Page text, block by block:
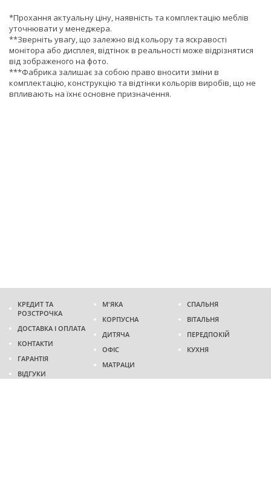
*Прохання актуальну ціну, наявність та комплектацію меблів
уточнювати у менеджера.
**Зверніть увагу, що залежно від кольору та яскравості
монітора або дисплея, відтінок в реальності може відрізнятися
від зображеного на фото.
***Фабрика залишає за собою право вносити зміни в
комплектацію, конструкцію та відтінки кольорів виробів, що не
впливають на їхнє основне призначення.
КРЕДИТ ТА
РОЗСТРОЧКА
ДОСТАВКА І ОПЛАТА
КОНТАКТИ
ГАРАНТІЯ
ВІДГУКИ
М'ЯКА
КОРПУСНА
ДИТЯЧА
ОФІС
МАТРАЦИ
СПАЛЬНЯ
ВІТАЛЬНЯ
ПЕРЕДПОКІЙ
КУХНЯ